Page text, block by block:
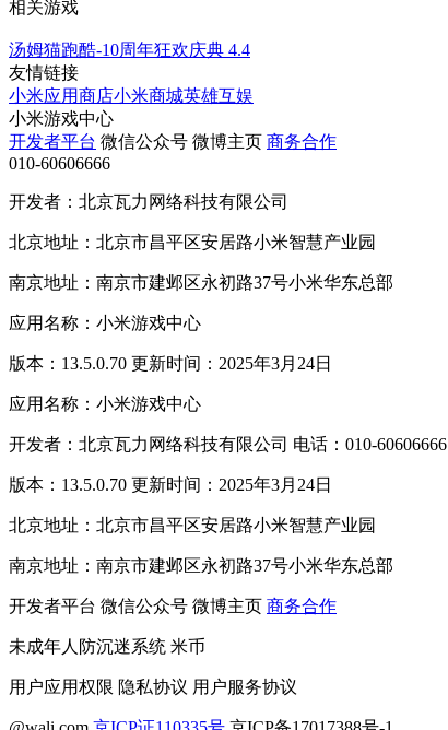
相关游戏
汤姆猫跑酷-10周年狂欢庆典 4.4
友情链接
小米应用商店小米商城英雄互娱
小米游戏中心
开发者平台 微信公众号 微博主页 商务合作
010-60606666
开发者：北京瓦力网络科技有限公司
北京地址：北京市昌平区安居路小米智慧产业园
南京地址：南京市建邺区永初路37号小米华东总部
应用名称：小米游戏中心
版本：13.5.0.70 更新时间：2025年3月24日
应用名称：小米游戏中心
开发者：北京瓦力网络科技有限公司 电话：010-60606666
版本：13.5.0.70 更新时间：2025年3月24日
北京地址：北京市昌平区安居路小米智慧产业园
南京地址：南京市建邺区永初路37号小米华东总部
开发者平台 微信公众号 微博主页 商务合作
未成年人防沉迷系统 米币
用户应用权限 隐私协议 用户服务协议